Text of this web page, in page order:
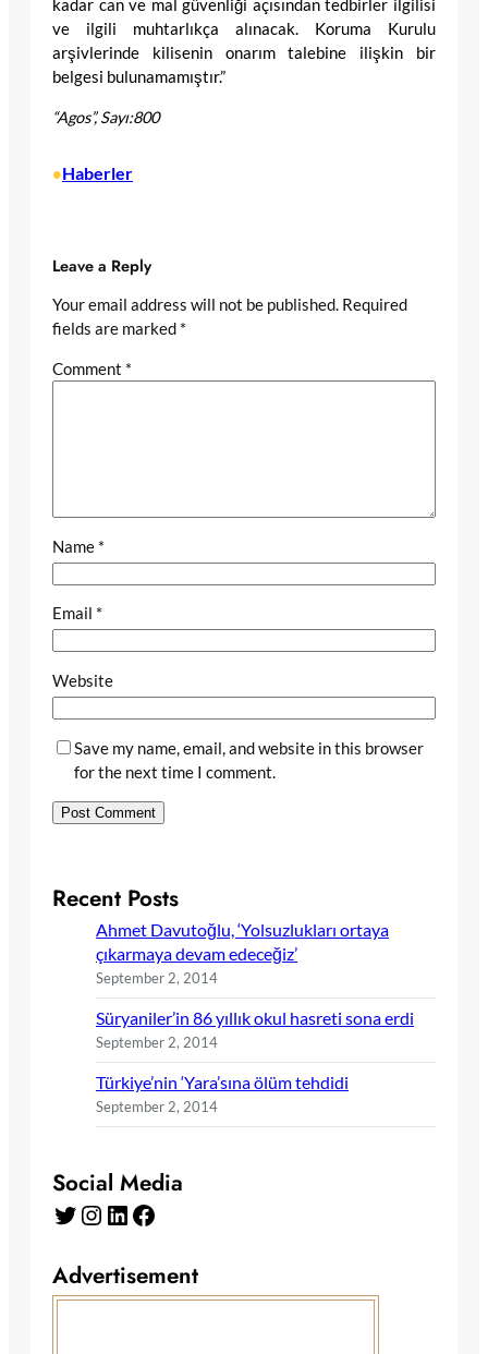
kadar can ve mal güvenliği açısından tedbirler ilgilisi
ve ilgili muhtarlıkça alınacak. Koruma Kurulu
arşivlerinde kilisenin onarım talebine ilişkin bir
belgesi bulunamamıştır.”
“Agos”, Sayı:800
•Haberler
Leave a Reply
Your email address will not be published. Required
fields are marked *
Comment *
Name *
Email *
Website
Save my name, email, and website in this browser
for the next time I comment.
Recent Posts
Ahmet Davutoğlu, ‘Yolsuzlukları ortaya
çıkarmaya devam edeceğiz’
September 2, 2014
Süryaniler’in 86 yıllık okul hasreti sona erdi
September 2, 2014
Türkiye’nin ‘Yara’sına ölüm tehdidi
September 2, 2014
Social Media
Twitter Instagram LinkedIn Facebook
Advertisement